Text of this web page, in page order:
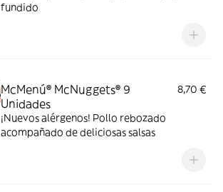
fundido
McMenú® McNuggets® 9
Unidades
8,70 €
¡Nuevos alérgenos! Pollo rebozado
acompañado de deliciosas salsas